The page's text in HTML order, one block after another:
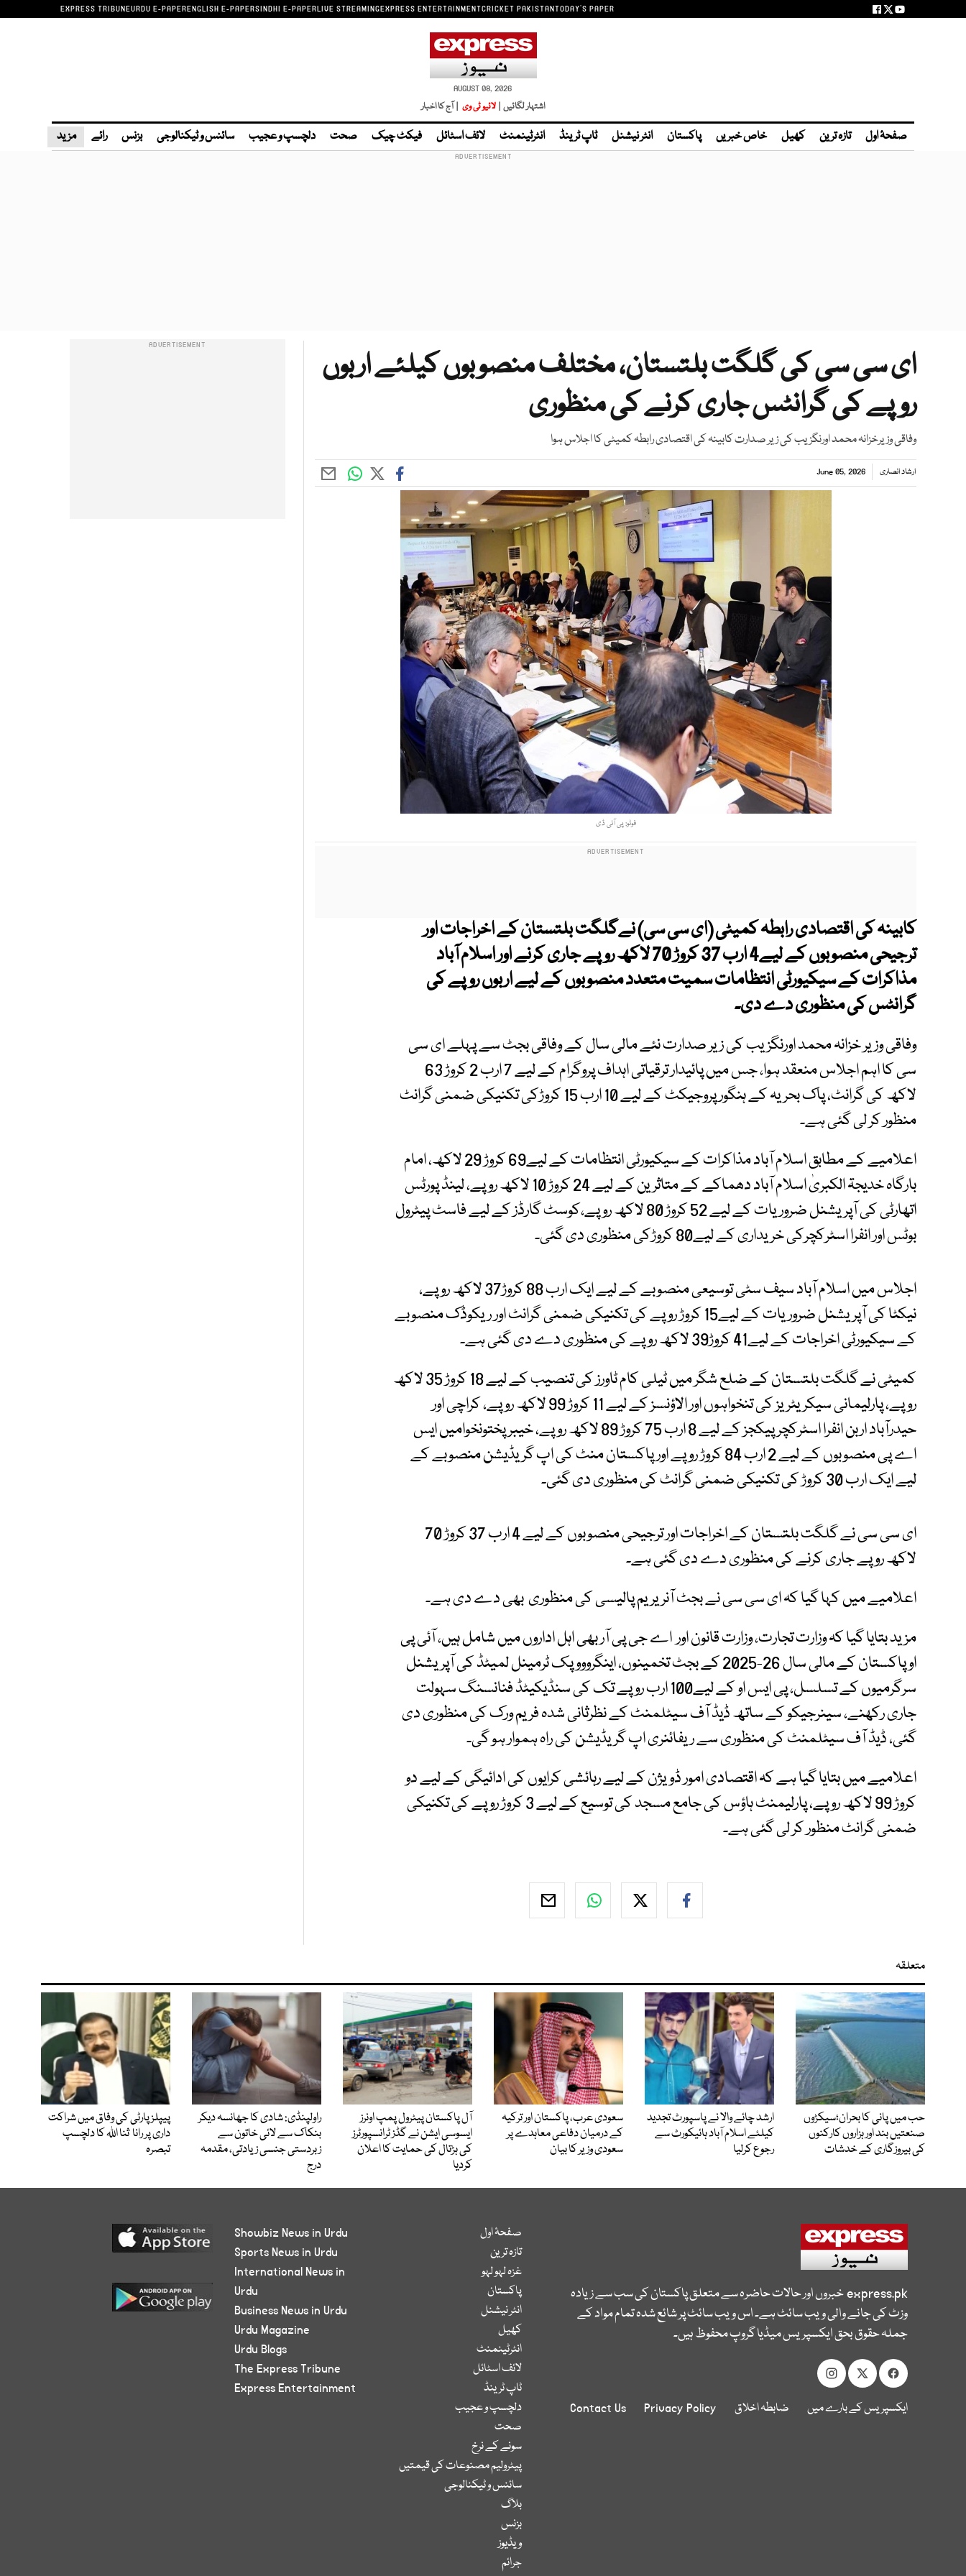
EXPRESS TRIBUNEURDU E-PAPERENGLISH E-PAPERSINDHI E-PAPERLIVE STREAMINGEXPRESS ENTERTAINMENTCRICKET PAKISTANTODAY'S PAPER
AUGUST 08, 2026
اشتہار لگائیں | لائیو ٹی وی | آج کا اخبار
صفحۂ اول تازہ ترین کھیل خاص خبریں پاکستان انٹر نیشنل ٹاپ ٹرینڈ انٹرٹینمنٹ لائف اسٹائل فیکٹ چیک صحت دلچسپ و عجیب سائنس و ٹیکنالوجی بزنس رائے مزید
ای سی سی کی گلگت بلتستان، مختلف منصوبوں کیلئے اربوں
روپے کی گرانٹس جاری کرنے کی منظوری
وفاقی وزیرخزانہ محمد اورنگزیب کی زیر صدارت کابینہ کی اقتصادی رابطہ کمیٹی کا اجلاس ہوا
ارشاد انصاری June 05, 2026
فوٹو: پی آئی ڈی
کابینہ کی اقتصادی رابطہ کمیٹی (ای سی سی) نےگلگت بلتستان کے اخراجات اور
ترجیحی منصوبوں کے لیے4 ارب 37 کروڑ 70 لاکھ روپے جاری کرنے اور اسلام آباد
مذاکرات کے سیکیورٹی انتظامات سمیت متعدد منصوبوں کے لیے اربوں روپے کی
گرانٹس کی منظوری دے دی۔
وفاقی وزیر خزانہ محمد اورنگزیب کی زیر صدارت نئے مالی سال کے وفاقی بجٹ سے پہلے ای سی
سی کا اہم اجلاس منعقد ہوا، جس میں پائیدار ترقیاتی اہداف پروگرام کے لیے 7 ارب 2 کروڑ 63
لاکھ کی گرانٹ، پاک بحریہ کے ہنگور پروجیکٹ کے لیے 10 ارب 15 کروڑکی تکنیکی ضمنی گرانٹ
منظور کر لی گئی ہے۔
اعلامیے کے مطابق اسلام آباد مذاکرات کے سیکیورٹی انتظامات کے لیے69 کروڑ 29 لاکھ، امام
بارگاہ خدیجۃ الکبریٰ اسلام آباد دھماکے کے متاثرین کے لیے 24 کروڑ 10 لاکھ روپے، لینڈ پورٹس
اتھارٹی کی آپریشنل ضروریات کے لیے 52 کروڑ 80 لاکھ روپے،کوسٹ گارڈز کے لیے فاسٹ پیٹرول
بوٹس اور انفرا اسٹرکچرکی خریداری کے لیے80 کروڑکی منظوری دی گئی۔
اجلاس میں اسلام آباد سیف سٹی توسیعی منصوبے کے لیے ایک ارب 88 کروڑ37 لاکھ روپے،
نیکٹا کی آپریشنل ضروریات کے لیے15 کروڑ روپے کی تکنیکی ضمنی گرانٹ اور ریکوڈک منصوبے
کے سیکیورٹی اخراجات کے لیے41 کروڑ39 لاکھ روپے کی منظوری دے دی گئی ہے۔
کمیٹی نے گلگت بلتستان کے ضلع شگر میں ٹیلی کام ٹاورز کی تنصیب کے لیے 18 کروڑ 35 لاکھ
روپے، پارلیمانی سیکریٹریز کی تنخواہوں اور الاؤنسز کے لیے 11 کروڑ 99 لاکھ روپے، کراچی اور
حیدرآباد اربن انفرا اسٹرکچر پیکجز کے لیے 8 ارب 75 کروڑ 89 لاکھ روپے، خیبر پختونخوامیں ایس
اے پی منصوبوں کے لیے 2 ارب 84 کروڑ روپے اور پاکستان منٹ کی اپ گریڈیشن منصوبے کے
لیے ایک ارب 30 کروڑ کی تکنیکی ضمنی گرانٹ کی منظوری دی گئی۔
ای سی سی نے گلگت بلتستان کے اخراجات اور ترجیحی منصوبوں کے لیے 4 ارب 37 کروڑ 70
لاکھ روپے جاری کرنے کی منظوری دے دی گئی ہے۔
اعلامیے میں کہا گیا کہ ای سی سی نے بجٹ آنریریم پالیسی کی منظوری بھی دے دی ہے۔
مزید بتایا گیا کہ وزارت تجارت، وزارت قانون اور اے جی پی آر بھی اہل اداروں میں شامل ہیں، آئی پی
او پاکستان کے مالی سال 26-2025 کے بجٹ تخمینوں، اینگروووپک ٹرمینل لمیٹڈ کی آپریشنل
سرگرمیوں کے تسلسل، پی ایس او کے لیے100 ارب روپے تک کی سنڈیکیٹڈ فنانسنگ سہولت
جاری رکھنے، سینرجیکو کے ساتھ ڈیڈ آف سیٹلمنٹ کے نظرثانی شدہ فریم ورک کی منظوری دی
گئی، ڈیڈ آف سیٹلمنٹ کی منظوری سے ریفائنری اپ گریڈیشن کی راہ ہموار ہو گی۔
اعلامیے میں بتایا گیا ہے کہ اقتصادی امور ڈویژن کے لیے رہائشی کرایوں کی ادائیگی کے لیے دو
کروڑ 99 لاکھ روپے، پارلیمنٹ ہاؤس کی جامع مسجد کی توسیع کے لیے 3 کروڑ روپے کی تکنیکی
ضمنی گرانٹ منظور کر لی گئی ہے۔
متعلقہ
حب میں پانی کا بحران؛سیکڑوں
صنعتیں بند اور ہزاروں کارکنوں
کی بیروزگاری کے خدشات
ارشد چائے والا نے پاسپورٹ تجدید
کیلئے اسلام آباد ہائیکورٹ سے
رجوع کرلیا
سعودی عرب، پاکستان اور ترکیہ
کے درمیان دفاعی معاہدے پر
سعودی وزیر کا بیان
آل پاکستان پیٹرول پمپ اونرز
ایسوسی ایشن نے گڈز ٹرانسپورٹرز
کی ہڑتال کی حمایت کا اعلان
کردیا
راولپنڈی: شادی کا جھانسہ دیکر
بنکاک سے لائی خاتون سے
زبردستی جنسی زیادتی، مقدمہ
درج
پیپلز پارٹی کی وفاق میں شراکت
داری پر رانا ثنا اللہ کا دلچسپ
تبصرہ
express.pkخبروں اور حالات حاضرہ سے متعلق پاکستان کی سب سے زیادہ
وزٹ کی جانے والی ویب سائٹ ہے۔ اس ویب سائٹ پر شائع شدہ تمام مواد کے
جملہ حقوق بحق ایکسپریس میڈیا گروپ محفوظ ہیں۔
ایکسپریس کے بارے میں ضابطہ اخلاق Privacy Policy
Contact Us
صفحۂ اول
تازہ ترین
غزہ لہو لہو
پاکستان
انٹر نیشنل
کھیل
انٹرٹینمنٹ
لائف اسٹائل
ٹاپ ٹرینڈ
دلچسپ و عجیب
صحت
سونے کے نرخ
پیٹرولیم مصنوعات کی قیمتیں
سائنس و ٹیکنالوجی
بلاگ
بزنس
ویڈیوز
جرائم
Showbiz News in Urdu
Sports News in Urdu
International News in
Urdu
Business News in Urdu
Urdu Magazine
Urdu Blogs
The Express Tribune
Express Entertainment